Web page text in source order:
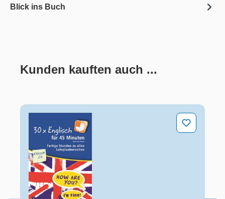
Blick ins Buch
Produktgalerie überspringen
Kunden kauften auch ...
30 x Englisch für 45 Minuten – Klasse 3/4